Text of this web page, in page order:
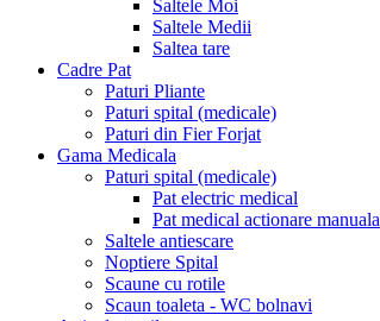
Saltele Moi
Saltele Medii
Saltea tare
Cadre Pat
Paturi Pliante
Paturi spital (medicale)
Paturi din Fier Forjat
Gama Medicala
Paturi spital (medicale)
Pat electric medical
Pat medical actionare manuala
Saltele antiescare
Noptiere Spital
Scaune cu rotile
Scaun toaleta - WC bolnavi